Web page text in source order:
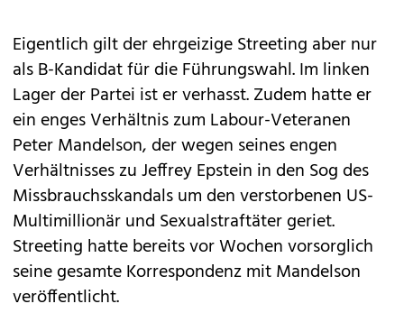
Eigentlich gilt der ehrgeizige Streeting aber nur
als B-Kandidat für die Führungswahl. Im linken
Lager der Partei ist er verhasst. Zudem hatte er
ein enges Verhältnis zum Labour-Veteranen
Peter Mandelson, der wegen seines engen
Verhältnisses zu Jeffrey Epstein in den Sog des
Missbrauchsskandals um den verstorbenen US-
Multimillionär und Sexualstraftäter geriet.
Streeting hatte bereits vor Wochen vorsorglich
seine gesamte Korrespondenz mit Mandelson
veröffentlicht.